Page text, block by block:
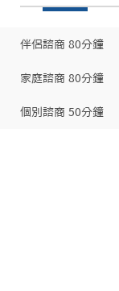
伴侶諮商 80分鐘
家庭諮商 80分鐘
個別諮商 50分鐘